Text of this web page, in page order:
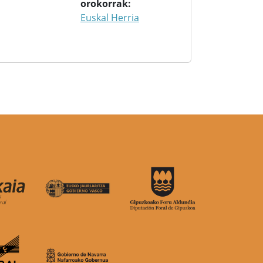
orokorrak
Euskal Herria